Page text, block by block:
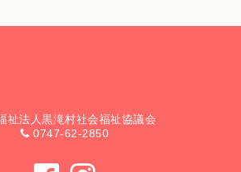
祉法人黒滝村社会福祉協議会
0747-62-2850